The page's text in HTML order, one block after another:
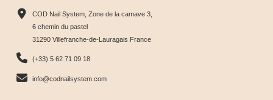
Tips &
nuancier
 
& Tips
Glow &
COD Nail System, Zone de la camave 3,
6 chemin du pastel
31290 Villefranche-de-Lauragais France
(+33) 5 62 71 09 18
info@codnailsystem.com